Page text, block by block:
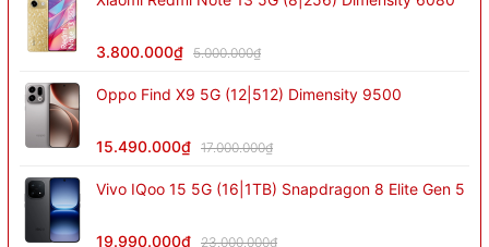
3.800.000₫ 5.000.000₫
Oppo Find X9 5G (12|512) Dimensity 9500
15.490.000₫ 17.000.000₫
Vivo IQoo 15 5G (16|1TB) Snapdragon 8 Elite Gen 5
19.990.000₫ 23.000.000₫